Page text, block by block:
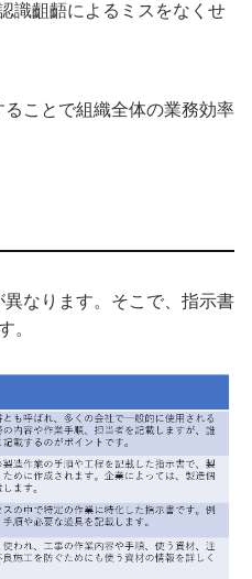
識齟齬によるミスをなくせ
ことで組織全体の業務効率
なります。そこで、指示書
。